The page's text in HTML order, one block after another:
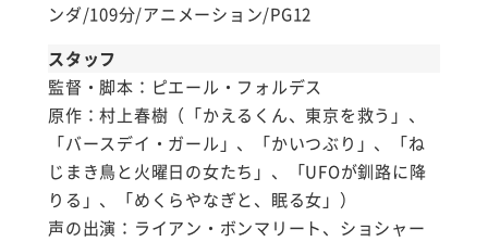
ンダ/109分/アニメーション/PG12
スタッフ
監督・脚本：ピエール・フォルデス
原作：村上春樹（「かえるくん、東京を救う」、
「バースデイ・ガール」、「かいつぶり」、「ね
じまき鳥と火曜日の女たち」、「UFOが釧路に降
りる」、「めくらやなぎと、眠る女」）
声の出演：ライアン・ボンマリート、ショシャー